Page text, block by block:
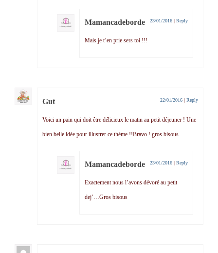
Mamancadeborde 23/01/2016 | Reply
Mais je t’en prie sers toi !!!
Gut 22/01/2016 | Reply
Voici un pain qui doit être délicieux le matin au petit déjeuner ! Une
bien belle idée pour illustrer ce thème !!Bravo ! gros bisous
Mamancadeborde 23/01/2016 | Reply
Exactement nous l’avons dévoré au petit
dej’…Gros bisous